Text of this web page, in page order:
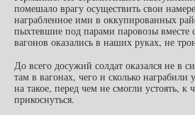
помешало врагу осуществить свои
награбленное ими в оккупированных
пыхтевшие под парами паровозы вместе
вагонов оказались в наших руках, не
До всего досужий солдат оказался не в
там в вагонах, чего и сколько
на такое, перед чем не смогли устоять, к
прикоснуться.